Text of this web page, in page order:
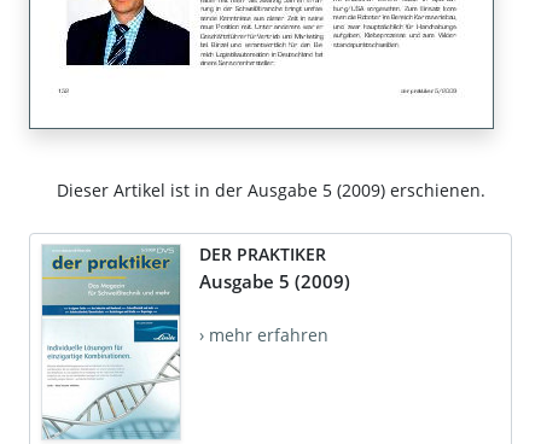
Dieser Artikel ist in der Ausgabe 5 (2009) erschienen.
DER PRAKTIKER
Ausgabe 5 (2009)
› mehr erfahren